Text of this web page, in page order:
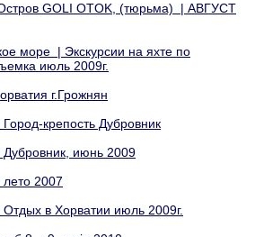
GOLI OTOK, (тюрьма) | АВГУСТ
море | Экскурсии на яхте по
июль 2009г.
г.Грожнян
крепость Дубровник
июнь 2009
2007
в Хорватии июль 2009г.